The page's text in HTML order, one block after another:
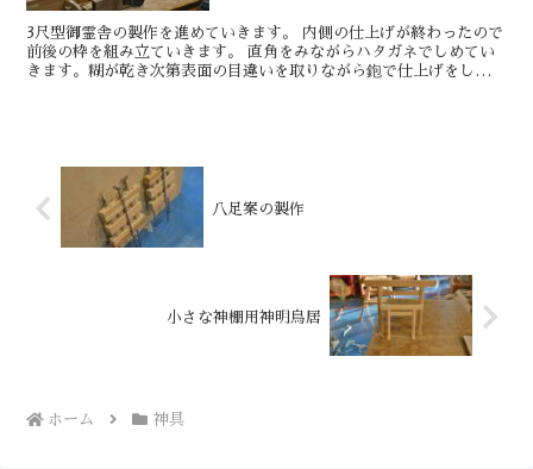
3尺型御霊舎の製作を進めていきます。 内側の仕上げが終わったので
前後の枠を組み立ていきます。 直角をみながらハタガネでしめてい
きます。糊が乾き次第表面の目違いを取りながら鉋で仕上げをしてい
八足案の製作
小さな神棚用神明鳥居
ホーム 神具